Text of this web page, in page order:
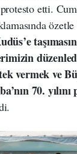
etti. Cuma
vermek ve
70.